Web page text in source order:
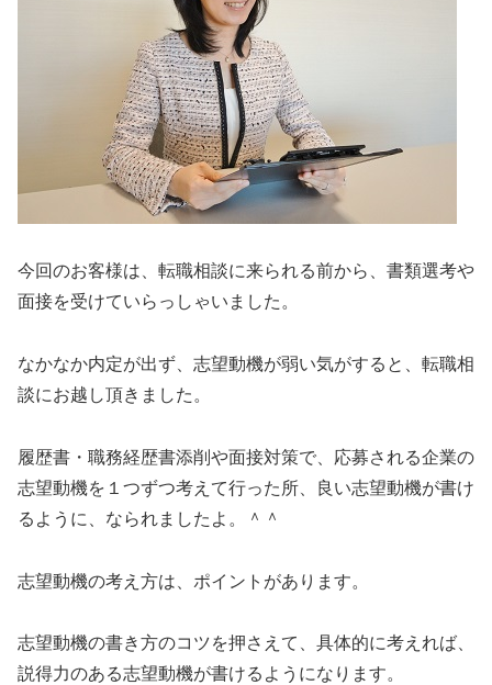
今回のお客様は、転職相談に来られる前から、書類選考や
面接を受けていらっしゃいました。
なかなか内定が出ず、志望動機が弱い気がすると、転職相
談にお越し頂きました。
履歴書・職務経歴書添削や面接対策で、応募される企業の
志望動機を１つずつ考えて行った所、良い志望動機が書け
るように、なられましたよ。＾＾
志望動機の考え方は、ポイントがあります。
志望動機の書き方のコツを押さえて、具体的に考えれば、
説得力のある志望動機が書けるようになります。